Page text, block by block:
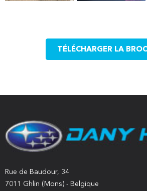
TÉLÉCHARGER LA
Rue de Baudour, 34
7011 Ghlin (Mons) - Belgique